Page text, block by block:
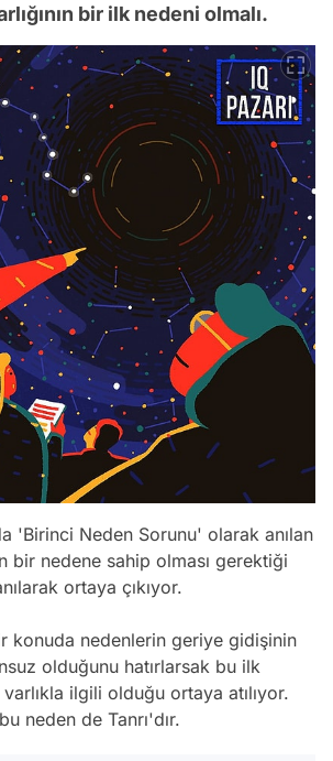
bir ilk nedeni olmalı.
'Birinci Neden Sorunu' olarak anılan
bir nedene sahip olması gerektiği
ortaya çıkıyor.
konuda nedenlerin geriye gidişinin
olduğunu hatırlarsak bu ilk
ilgili olduğu ortaya atılıyor.
neden de Tanrı'dır.